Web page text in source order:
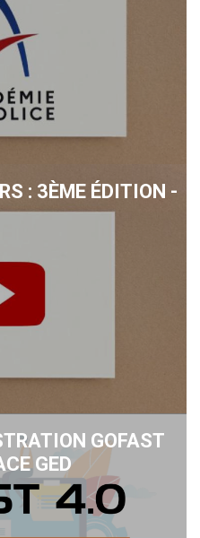
: 3ÈME ÉDITION -
GOFAST
GED